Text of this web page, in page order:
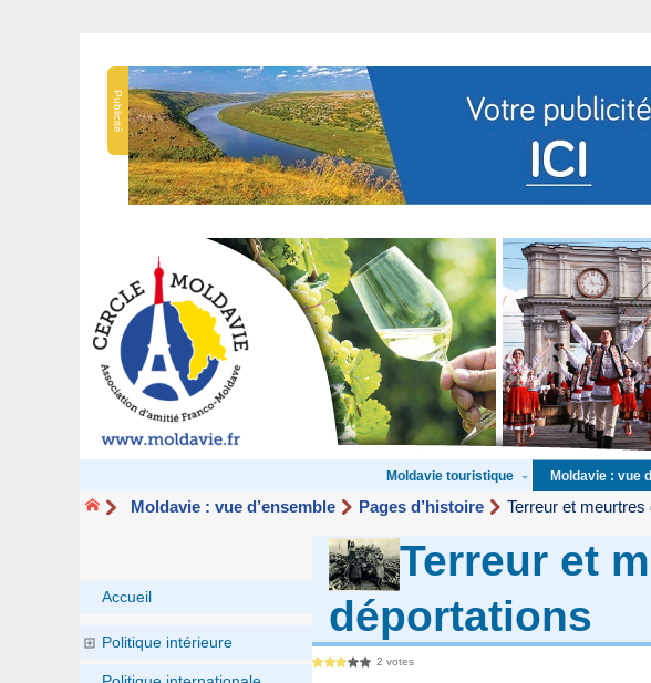
Publicité
Moldavie touristique Moldavie : vue
Moldavie : vue d’ensemble Pages d’histoire Terreur et
Terreur et
déportations
2 votes
Accueil
Politique intérieure